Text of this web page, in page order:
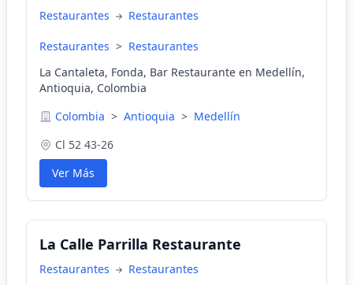
Restaurantes Restaurantes
Restaurantes > Restaurantes
La Cantaleta, Fonda, Bar Restaurante en Medellín,
Antioquia, Colombia
Colombia > Antioquia > Medellín
Cl 52 43-26
Ver Más
La Calle Parrilla Restaurante
Restaurantes Restaurantes